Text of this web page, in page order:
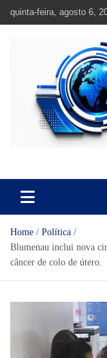
quinta-feira, agosto 6,
Home
Política
Blumenau inclui nova
câncer de colo de útero.